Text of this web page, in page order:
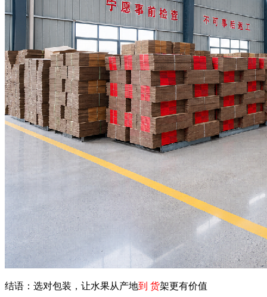
结语：选对包装，让水果从产地到 货架更有价值